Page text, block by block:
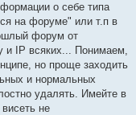
о себе типа
на форуме" или т.п в
форум от
и IP всяких... Понимаем,
но проще заходить
и нормальных
удалять. Имейте в
не